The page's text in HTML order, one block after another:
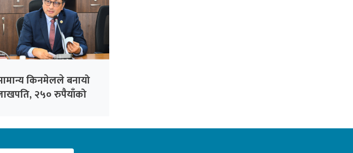
किनमेलले बनायो
२५० रुपैयाँको